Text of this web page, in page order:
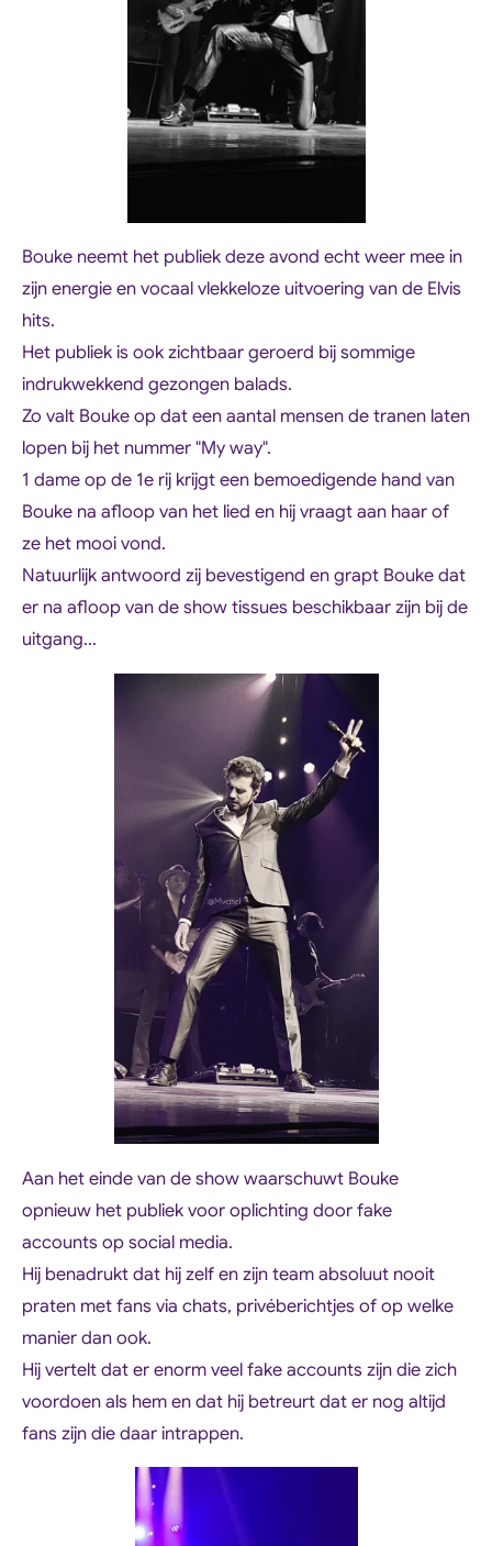
Bouke neemt het publiek deze avond echt weer mee in
zijn energie en vocaal vlekkeloze uitvoering van de Elvis
hits.
Het publiek is ook zichtbaar geroerd bij sommige
indrukwekkend gezongen balads.
Zo valt Bouke op dat een aantal mensen de tranen laten
lopen bij het nummer "My way".
1 dame op de 1e rij krijgt een bemoedigende hand van
Bouke na afloop van het lied en hij vraagt aan haar of
ze het mooi vond.
Natuurlijk antwoord zij bevestigend en grapt Bouke dat
er na afloop van de show tissues beschikbaar zijn bij de
uitgang...
Aan het einde van de show waarschuwt Bouke
opnieuw het publiek voor oplichting door fake
accounts op social media.
Hij benadrukt dat hij zelf en zijn team absoluut nooit
praten met fans via chats, privéberichtjes of op welke
manier dan ook.
Hij vertelt dat er enorm veel fake accounts zijn die zich
voordoen als hem en dat hij betreurt dat er nog altijd
fans zijn die daar intrappen.